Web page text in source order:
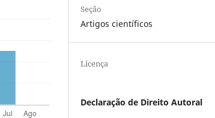
Seção
Artigos científicos
Licença
Declaração de Direito Autoral